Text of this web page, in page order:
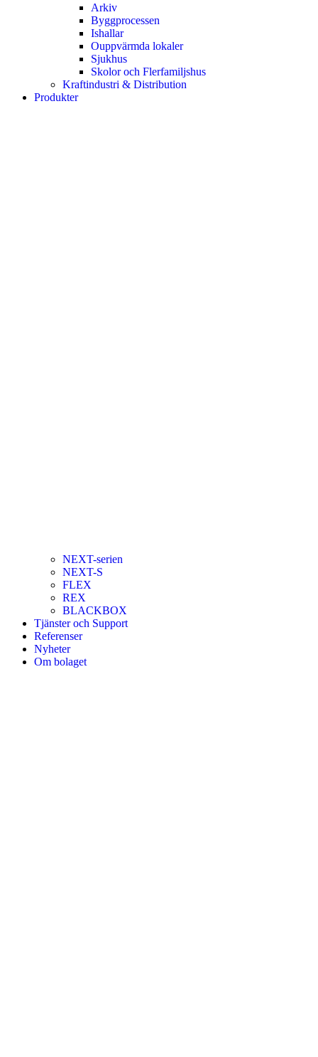
Arkiv
Byggprocessen
Ishallar
Ouppvärmda lokaler
Sjukhus
Skolor och Flerfamiljshus
Kraftindustri & Distribution
Produkter
NEXT-serien
NEXT-S
FLEX
REX
BLACKBOX
Tjänster och Support
Referenser
Nyheter
Om bolaget